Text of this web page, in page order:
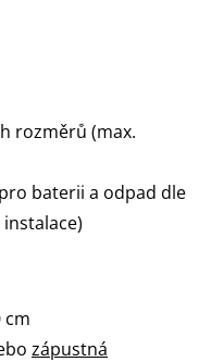
rozměrů (max.
baterii a odpad dle
cm
zápustná